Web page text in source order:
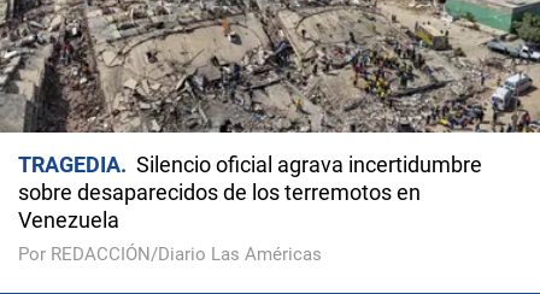
TRAGEDIA
Silencio oficial agrava incertidumbre
sobre desaparecidos de los terremotos en
Venezuela
Por REDACCIÓN/Diario Las Américas